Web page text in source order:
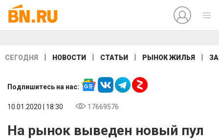
СЕГОДНЯ НОВОСТИ СТАТЬИ РЫНОК ЖИЛЬЯ
Подпишитесь на нас:
10.01.2020 | 18:30 17669576
На рынок выведен новый пул